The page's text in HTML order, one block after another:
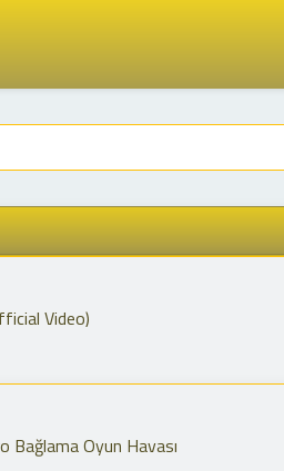
Video)
Bağlama Oyun Havası